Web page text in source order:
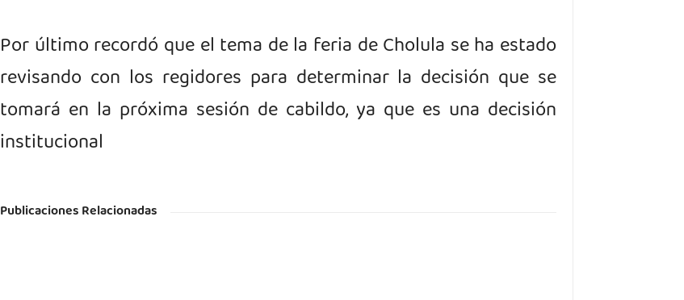
Por último recordó que el tema de la feria de Cholula se ha estado
revisando con los regidores para determinar la decisión que se
tomará en la próxima sesión de cabildo, ya que es una decisión
institucional
Publicaciones Relacionadas